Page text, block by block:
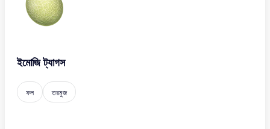
ইমোজি ট্যাগস
ফল তরমুজ